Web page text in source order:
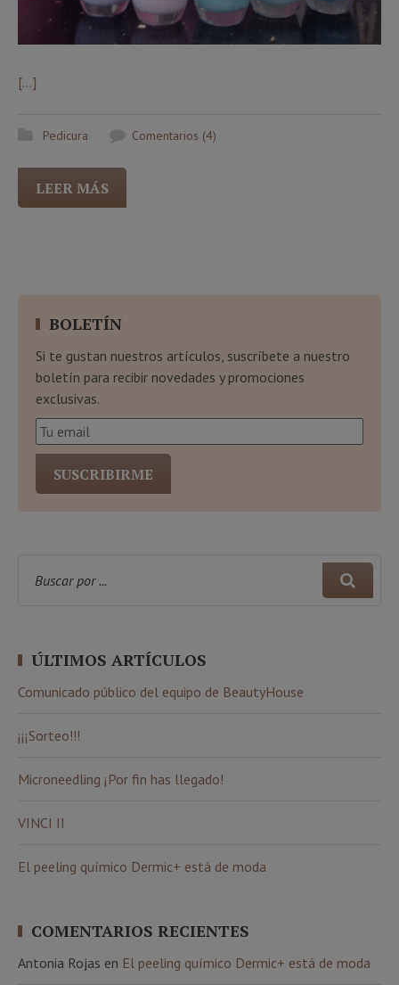
[…]
Pedicura Comentarios (4)
LEER MÁS
BOLETÍN
Si te gustan nuestros artículos, suscríbete a nuestro
boletín para recibir novedades y promociones
exclusivas.
ÚLTIMOS ARTÍCULOS
Comunicado público del equipo de BeautyHouse
¡¡¡Sorteo!!!
Microneedling ¡Por fin has llegado!
VINCI II
El peeling químico Dermic+ está de moda
COMENTARIOS RECIENTES
Antonia Rojas en El peeling químico Dermic+ está de moda